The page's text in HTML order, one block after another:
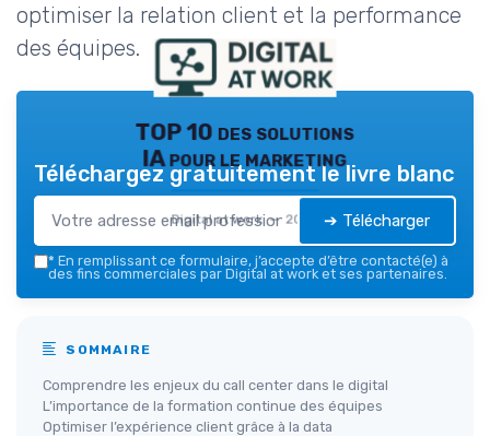
optimiser la relation client et la performance
des équipes.
TOP 10 des solutions
IA pour le marketing
Digital at work — 2026
Téléchargez gratuitement le livre blanc
➔ Télécharger
* En remplissant ce formulaire, j’accepte d’être contacté(e) à
des fins commerciales par Digital at work et ses partenaires.
SOMMAIRE
Comprendre les enjeux du call center dans le digital
L’importance de la formation continue des équipes
Optimiser l’expérience client grâce à la data